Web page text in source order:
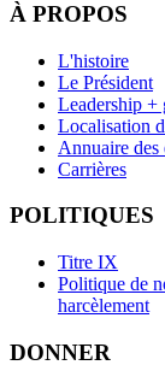
À PROPOS
L'histoire
Le Président
Leadership +
Localisation
Annuaire des
Carrières
POLITIQUES
Titre IX
Politique de
harcèlement
DONNER